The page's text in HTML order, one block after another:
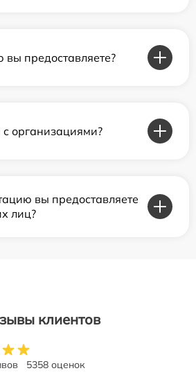
предоставляете?
с организациями?
вы предоставляете
лиц?
клиентов
5358 оценок